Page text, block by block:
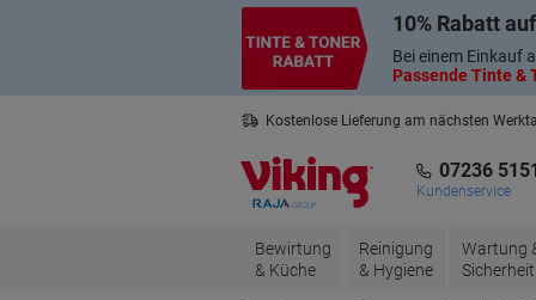
10% Rabatt
Bei einem Einkauf
Passende Tinte &
Kostenlose Lieferung am nächsten
07236
Kundenservice
Bewirtung
& Küche
Reinigung
& Hygiene
Wartung
Sicherheit